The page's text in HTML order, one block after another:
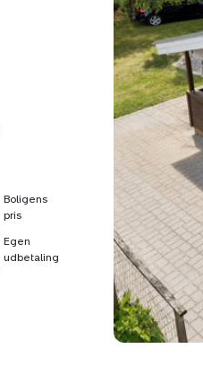
Boligens
pris
Egen
udbetaling